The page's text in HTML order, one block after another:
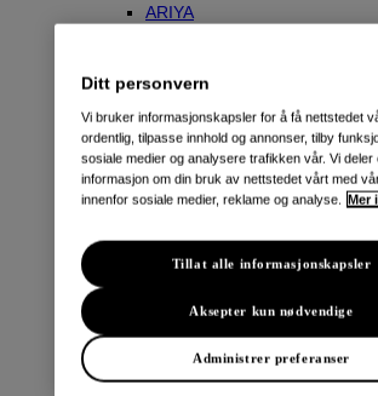
ARIYA
e-NV200 Evalia
Navara
Townstar Varebil
Townstar El-Varebil
Ditt personvern
Vi bruker informasjonskapsler for å få nettstedet
ordentlig, tilpasse innhold og annonser, tilby
sosiale medier og analysere trafikken vår. Vi deler
informasjon om din bruk av nettstedet vårt med
innenfor sosiale medier, reklame og analyse.
Mer
Administrer preferanser
Aksepter kun nødvendige
Tillat alle informasjonskapsler